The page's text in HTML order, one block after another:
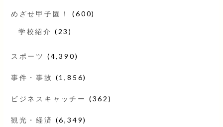
めざせ甲子園！ (600)
学校紹介 (23)
スポーツ (4,390)
事件・事故 (1,856)
ビジネスキャッチー (362)
観光・経済 (6,349)